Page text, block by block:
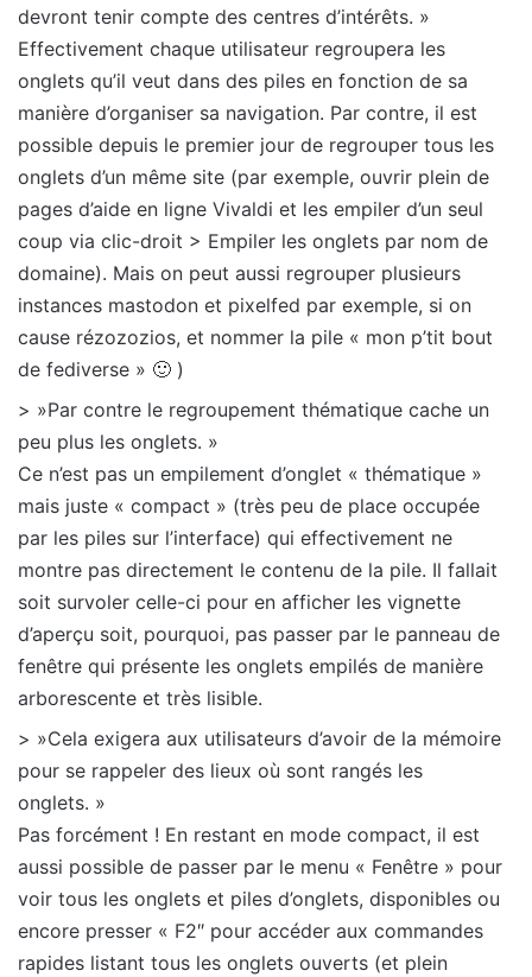
devront tenir compte des centres d’intérêts. »
Effectivement chaque utilisateur regroupera les
onglets qu’il veut dans des piles en fonction de sa
manière d’organiser sa navigation. Par contre, il est
possible depuis le premier jour de regrouper tous les
onglets d’un même site (par exemple, ouvrir plein de
pages d’aide en ligne Vivaldi et les empiler d’un seul
coup via clic-droit > Empiler les onglets par nom de
domaine). Mais on peut aussi regrouper plusieurs
instances mastodon et pixelfed par exemple, si on
cause rézozozios, et nommer la pile « mon p’tit bout
de fediverse » 🙂 )
> »Par contre le regroupement thématique cache un
peu plus les onglets. »
Ce n’est pas un empilement d’onglet « thématique »
mais juste « compact » (très peu de place occupée
par les piles sur l’interface) qui effectivement ne
montre pas directement le contenu de la pile. Il fallait
soit survoler celle-ci pour en afficher les vignette
d’aperçu soit, pourquoi, pas passer par le panneau de
fenêtre qui présente les onglets empilés de manière
arborescente et très lisible.
> »Cela exigera aux utilisateurs d’avoir de la mémoire
pour se rappeler des lieux où sont rangés les
onglets. »
Pas forcément ! En restant en mode compact, il est
aussi possible de passer par le menu « Fenêtre » pour
voir tous les onglets et piles d’onglets, disponibles ou
encore presser « F2″ pour accéder aux commandes
rapides listant tous les onglets ouverts (et plein